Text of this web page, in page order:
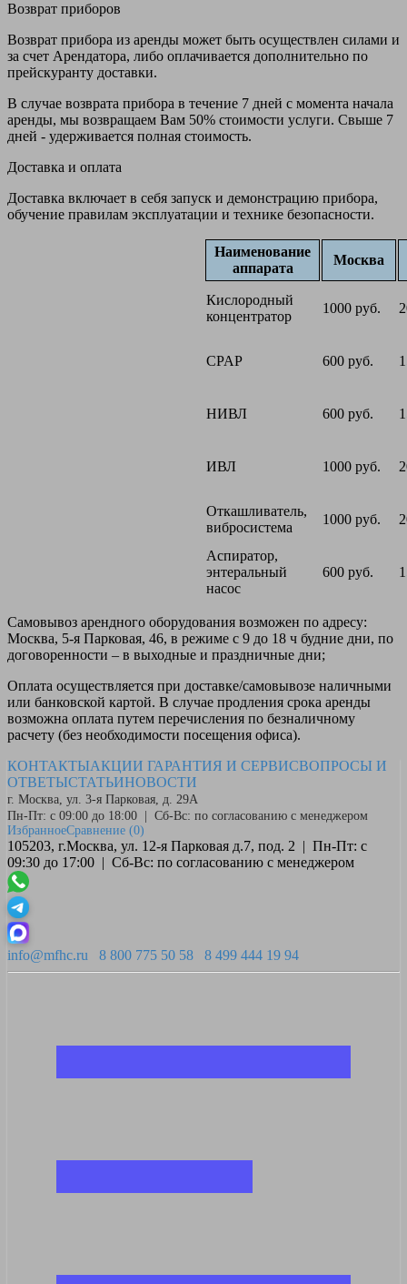
Возврат приборов
Возврат прибора из аренды может быть осуществлен силами и
за счет Арендатора, либо оплачивается дополнительно по
прейскуранту доставки.
В случае возврата прибора в течение 7 дней с момента начала
аренды, мы возвращаем Вам 50% стоимости услуги. Свыше 7
дней - удерживается полная стоимость.
Доставка и оплата
Доставка включает в себя запуск и демонстрацию прибора,
обучение правилам эксплуатации и технике безопасности.
Наименование
аппарата
Москва
Кислородный
концентратор
1000 руб.
CPAP 600 руб.
НИВЛ 600 руб.
ИВЛ 1000 руб.
Откашливатель,
вибросистема
1000 руб.
Аспиратор,
энтеральный
насос
600 руб.
Самовывоз арендного оборудования возможен по адресу:
Москва, 5-я Парковая, 46, в режиме с 9 до 18 ч будние дни, по
договоренности – в выходные и праздничные дни;
Оплата осуществляется при доставке/самовывозе наличными
или банковской картой. В случае продления срока аренды
возможна оплата путем перечисления по безналичному
расчету (без необходимости посещения офиса).
КОНТАКТЫАКЦИИ ГАРАНТИЯ И СЕРВИСВОПРОСЫ И
ОТВЕТЫСТАТЬИНОВОСТИ
г. Москва, ул. 3-я Парковая, д. 29А
Пн-Пт: с 09:00 до 18:00 | Сб-Вс: по согласованию с менеджером
ИзбранноеСравнение (0)
105203, г.Москва, ул. 12-я Парковая д.7, под. 2 | Пн-Пт: с
09:30 до 17:00 | Сб-Вс: по согласованию с менеджером
info@mfhc.ru 8 800 775 50 58 8 499 444 19 94